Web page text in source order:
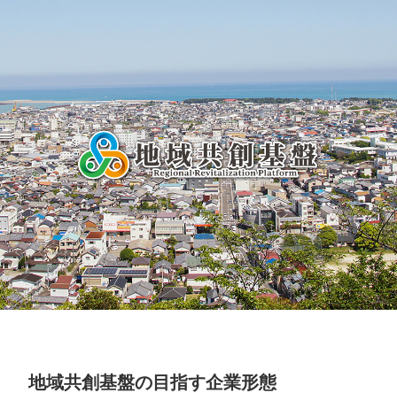
地域共創基盤の目指す企業形態